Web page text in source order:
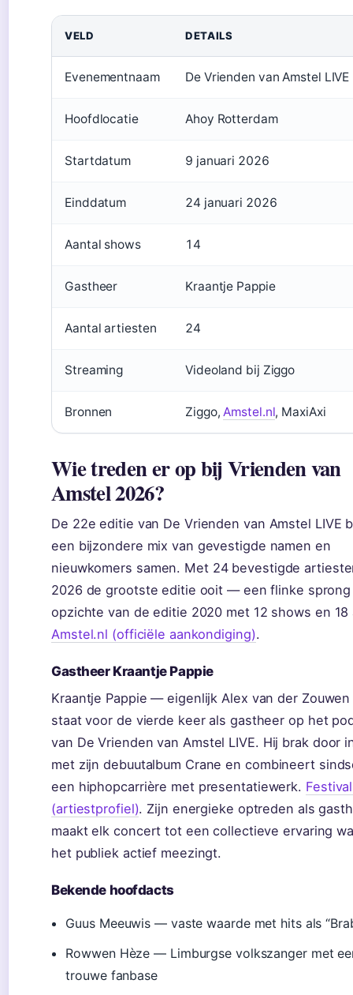
VELD DETAILS
Evenementnaam De Vrienden van Amstel
Hoofdlocatie Ahoy Rotterdam
Startdatum 9 januari 2026
Einddatum 24 januari 2026
Aantal shows 14
Gastheer Kraantje Pappie
Aantal artiesten 24
Streaming Videoland bij Ziggo
Bronnen Ziggo,Amstel.nl, MaxiAxi
Wie treden er op bij Vrienden van
Amstel 2026?
De 22e editie van De Vrienden van Amstel LIVE
een bijzondere mix van gevestigde namen en
nieuwkomers samen. Met 24 bevestigde
2026 de grootste editie ooit — een flinke
opzichte van de editie 2020 met 12 shows en 18
Amstel.nl (officiële aankondiging).
Gastheer Kraantje Pappie
Kraantje Pappie — eigenlijk Alex van der
staat voor de vierde keer als gastheer op het
van De Vrienden van Amstel LIVE. Hij brak door
met zijn debuutalbum Crane en combineert
een hiphopcarrière met presentatiewerk.
(artiestprofiel). Zijn energieke optreden als
maakt elk concert tot een collectieve ervaring
het publiek actief meezingt.
Bekende hoofdacts
Guus Meeuwis — vaste waarde met hits als
Rowwen Hèze — Limburgse volkszanger met
trouwe fanbase